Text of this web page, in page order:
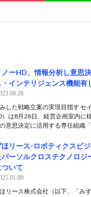
ノーHD、情報分析し意思
インテリジェンス機能有
した戦略立案の実現目指す セ
）は8月28日、経営企画室内に
意思決定に活用する専任組織
リース-ロボティクスビ
パーソルクロステクノロジ
いて
リース株式会社（以下、「み